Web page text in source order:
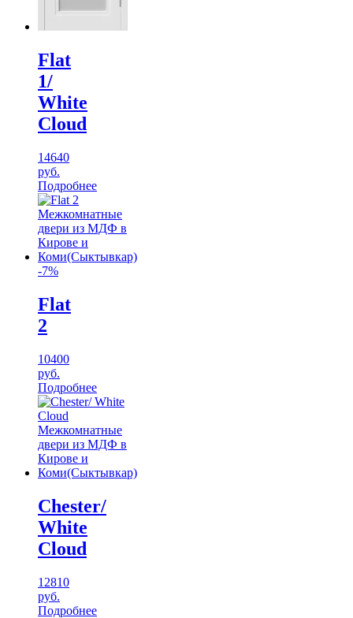
Flat
1/
White
Cloud
14640
руб.
Подробнее
-7%
Flat
2
10400
руб.
Подробнее
Chester/
White
Cloud
12810
руб.
Подробнее